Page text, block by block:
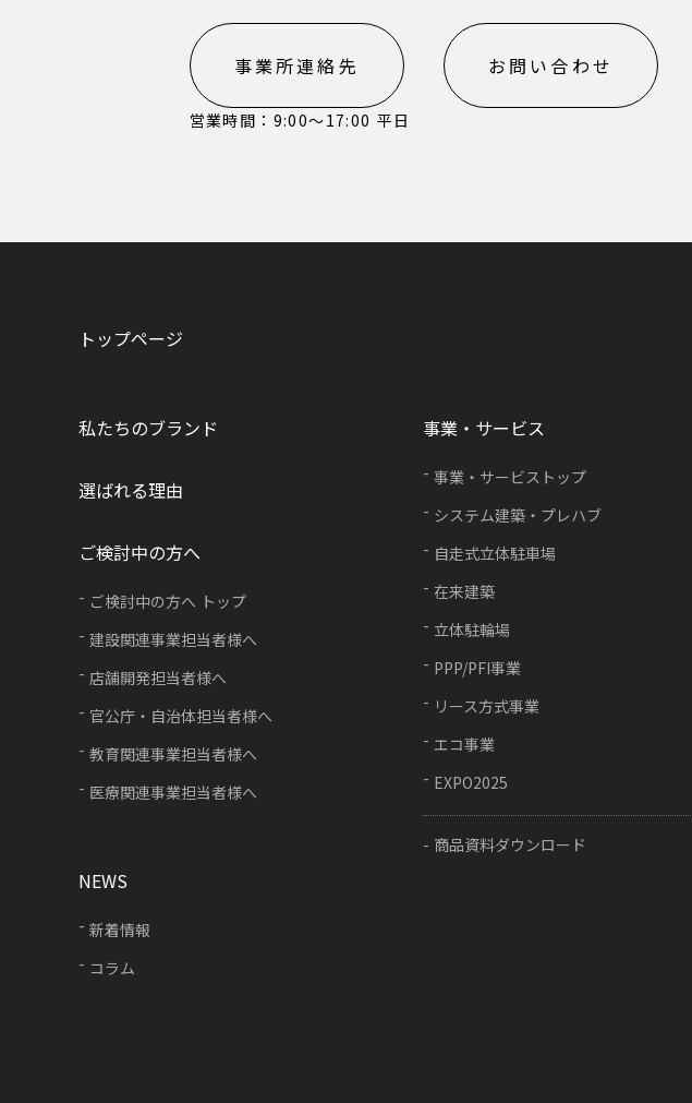
事業所連絡先
営業時間：9:00〜17:00 平日
お問い合わせ
トップページ
私たちのブランド 事業・サービス
事業・サービストップ
システム建築・プレハブ
自走式立体駐車場
在来建築
立体駐輪場
PPP/PFI事業
リース方式事業
エコ事業
EXPO2025
商品資料ダウンロード
選ばれる理由
ご検討中の方へ
ご検討中の方へ トップ
建設関連事業担当者様へ
店舗開発担当者様へ
官公庁・自治体担当者様へ
教育関連事業担当者様へ
医療関連事業担当者様へ
NEWS
新着情報
コラム